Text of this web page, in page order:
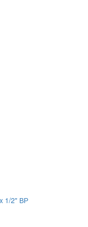
1/2" ВР